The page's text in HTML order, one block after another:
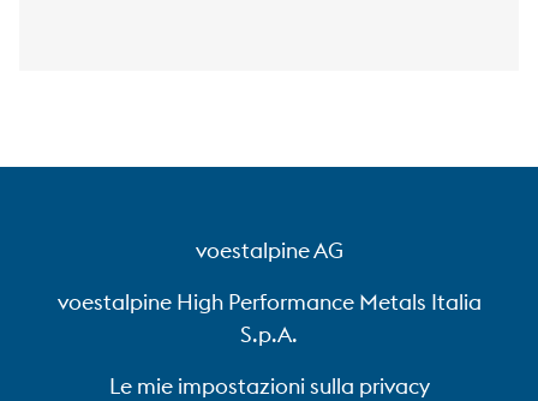
voestalpine AG
voestalpine High Performance Metals Italia
S.p.A.
Le mie impostazioni sulla privacy